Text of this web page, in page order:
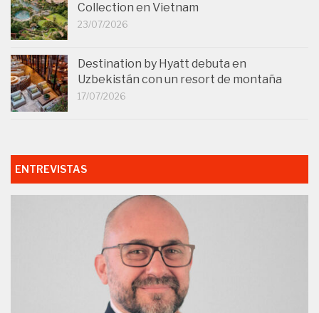
Collection en Vietnam
23/07/2026
Destination by Hyatt debuta en
Uzbekistán con un resort de montaña
17/07/2026
ENTREVISTAS